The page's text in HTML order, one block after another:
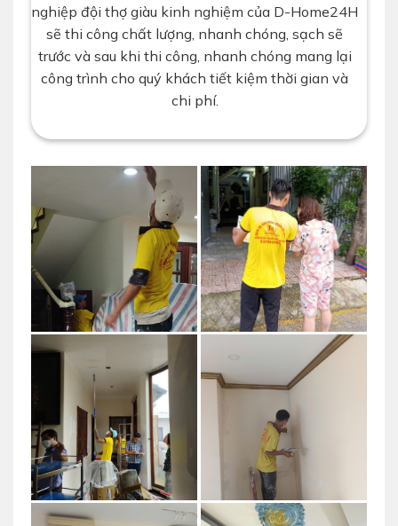
nghiệp đội thợ giàu kinh nghiệm của D-Home24H
sẽ thi công chất lượng, nhanh chóng, sạch sẽ
trước và sau khi thi công, nhanh chóng mang lại
công trình cho quý khách tiết kiệm thời gian và
chi phí.